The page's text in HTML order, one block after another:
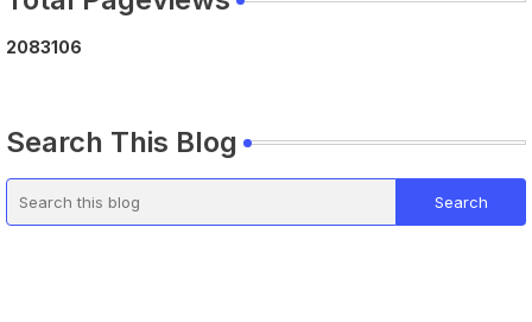
2083106
Search This Blog